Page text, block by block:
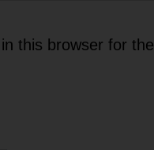
this browser for the